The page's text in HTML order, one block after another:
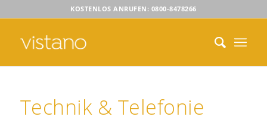
KOSTENLOS ANRUFEN: 0800-8478266
Technik & Telefonie